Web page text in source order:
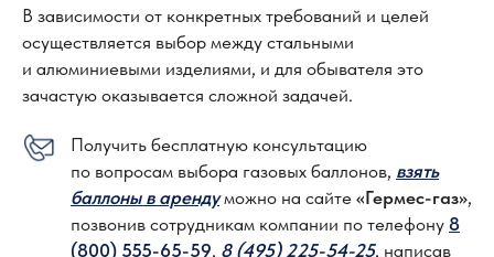
В зависимости от конкретных требований и целей
осуществляется выбор между стальными
и алюминиевыми изделиями, и для обывателя это
зачастую оказывается сложной задачей.
Получить бесплатную консультацию
по вопросам выбора газовых баллонов, взять
баллоны в арендуможно на сайте «Гермес-газ»,
позвонив сотрудникам компании по телефону 8
(800) 555-65-59, 8 (495) 225-54-25, написав